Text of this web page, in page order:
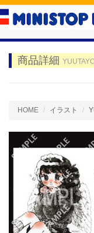
商品詳細
HOME イラスト